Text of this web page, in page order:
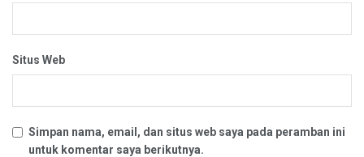
Situs Web
Simpan nama, email, dan situs web saya pada peramban ini
untuk komentar saya berikutnya.